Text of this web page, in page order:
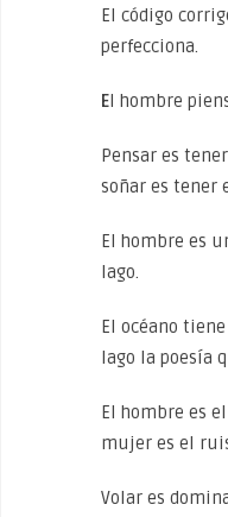
El código
perfecciona.
El hombre
Pensar es
soñar es tener
El hombre es
lago.
El océano
lago la poesía
El hombre es
mujer es el
Volar es